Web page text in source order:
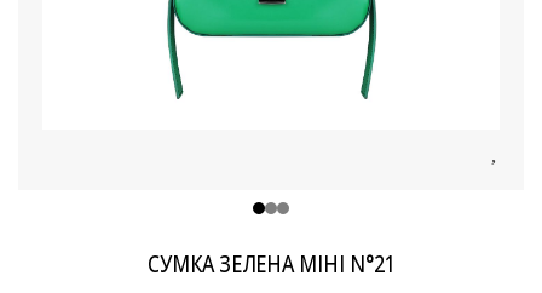
СУМКА ЗЕЛЕНА МІНІ N°21